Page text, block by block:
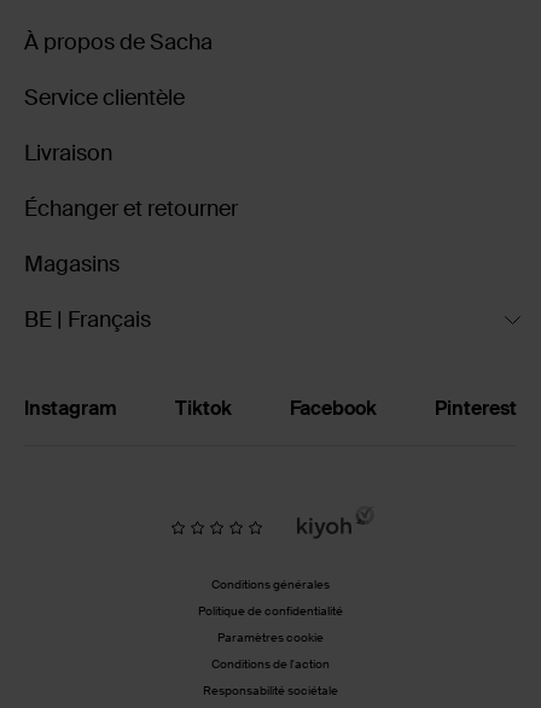
À propos de Sacha
Service clientèle
Livraison
Échanger et retourner
Magasins
BE | Français
Instagram Tiktok Facebook Pinterest
Conditions générales
Politique de confidentialité
Paramètres cookie
Conditions de l'action
Responsabilité sociétale